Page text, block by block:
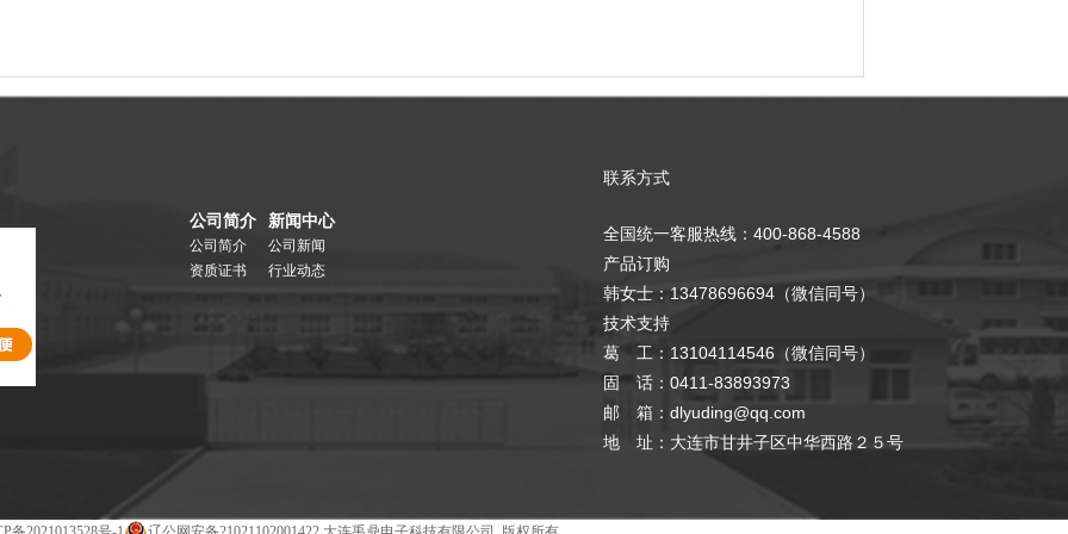
公司简介
公司简介
资质证书
新闻中心
公司新闻
行业动态
联系方式
全国统一客服热线：400-868-4588
产品订购
韩女士：13478696694（微信同号）
技术支持
葛 工：13104114546（微信同号）
固 话：0411-83893973
邮 箱：dlyuding@qq.com
地 址：大连市甘井子区中华西路２５号